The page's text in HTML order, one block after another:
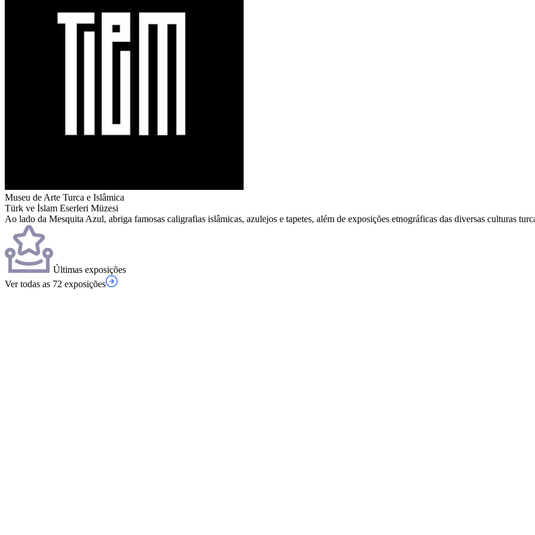
Museu de Arte Turca e Islâmica
Türk ve İslam Eserleri Müzesi
Ao lado da Mesquita Azul, abriga famosas caligrafias islâmicas, azulejos e tapetes, além de exposições etnográficas das diversas culturas
Últimas exposições
Ver todas as 72 exposições